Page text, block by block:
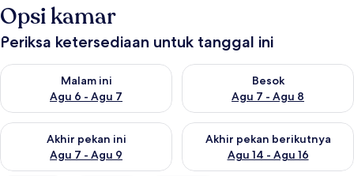
Opsi kamar
Periksa ketersediaan untuk tanggal ini
Malam ini
Agu 6 - Agu 7
Periksa ketersediaan untuk malam ini Agu 6 - Agu 7
Besok
Agu 7 - Agu 8
Periksa ketersediaan untuk
Akhir pekan ini
Agu 7 - Agu 9
Periksa ketersediaan untuk akhir pekan ini Agu 7 - Agu 9
Akhir pekan berikutnya
Agu 14 - Agu 16
Periksa ketersediaan untuk